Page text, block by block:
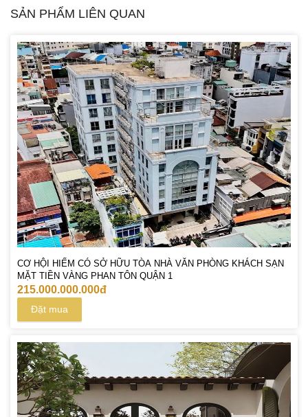
SẢN PHẨM LIÊN QUAN
CƠ HỘI HIẾM CÓ SỞ HỮU TÒA NHÀ VĂN PHÒNG KHÁCH SẠN
MẶT TIỀN VÀNG PHAN TÔN QUẬN 1
215.000.000.000đ
Đặt mua